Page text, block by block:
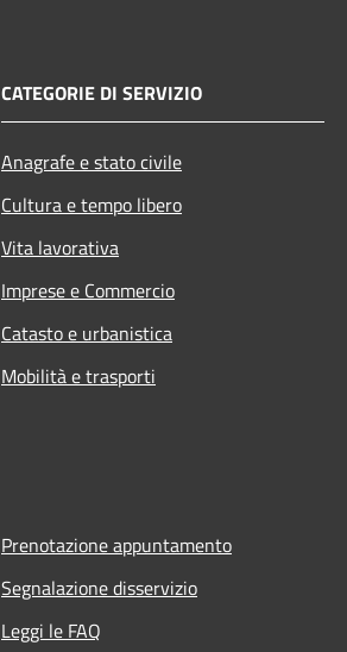
CATEGORIE DI SERVIZIO
Anagrafe e stato civile
Cultura e tempo libero
Vita lavorativa
Imprese e Commercio
Catasto e urbanistica
Mobilità e trasporti
Prenotazione appuntamento
Segnalazione disservizio
Leggi le FAQ